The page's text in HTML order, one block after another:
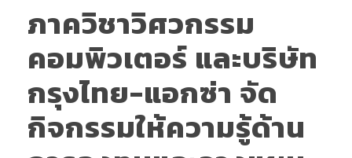
ภาควิชาวิศวกรรม
คอมพิวเตอร์ และบริษัท
กรุงไทย-แอกซ่า จัด
กิจกรรมให้ความรู้ด้าน